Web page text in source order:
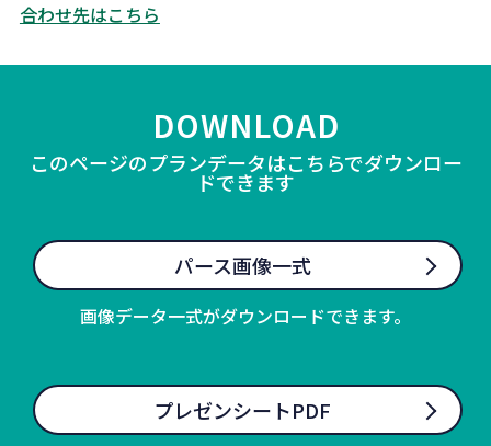
合わせ先はこちら
DOWNLOAD
このページのプランデータはこちらでダウンロー
ドできます
パース画像一式
画像データ一式がダウンロードできます。
プレゼンシートPDF